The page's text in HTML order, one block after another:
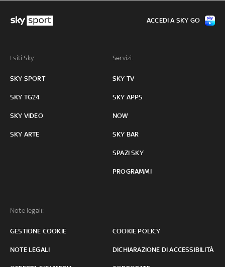
I siti Sky:
SKY SPORT
SKY TG24
SKY VIDEO
SKY ARTE
Servizi:
SKY TV
SKY APPS
NOW
SKY BAR
SPAZI SKY
PROGRAMMI
Note legali:
GESTIONE COOKIE COOKIE POLICY
NOTE LEGALI DICHIARAZIONE DI ACCESSIBILITÀ
ACCEDI A SKY GO